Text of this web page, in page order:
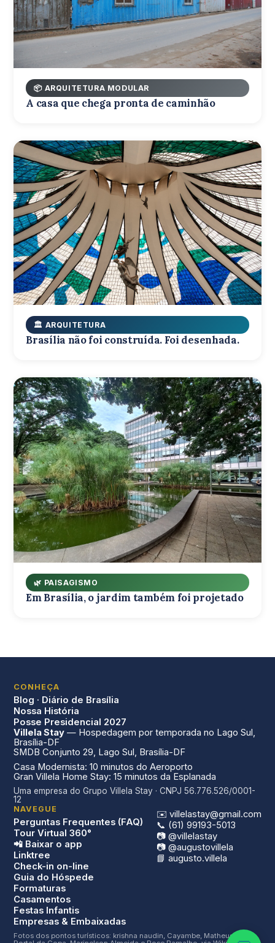
📦 ARQUITETURA MODULAR
A casa que chega pronta de caminhão
🏛️ ARQUITETURA
Brasília não foi construída. Foi desenhada.
🌿 PAISAGISMO
Em Brasília, o jardim também foi projetado
CONHEÇA
Blog · Diário de Brasília
Nossa História
Posse Presidencial 2027
Villela Stay — Hospedagem por temporada no Lago Sul,
Brasília-DF
SMDB Conjunto 29, Lago Sul, Brasília-DF
Casa Modernista: 10 minutos do Aeroporto
Gran Villela Home Stay: 15 minutos da Esplanada
Uma empresa do Grupo Villela Stay · CNPJ 56.776.526/0001-
12
NAVEGUE
Perguntas Frequentes (FAQ)
Tour Virtual 360°
📲 Baixar o app
Linktree
Check-in on-line
Guia do Hóspede
Formaturas
Casamentos
Festas Infantis
Empresas & Embaixadas
✉️ villelastay@gmail.com
📞 (61) 99193-5013
📷 @villelastay
📷 @augustovillela
📘 augusto.villela
Fotos dos pontos turísticos: krishna naudin, Cayambe, Matheusgf,